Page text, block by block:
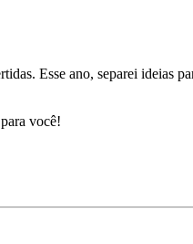
Esse ano, separei ideias
você!